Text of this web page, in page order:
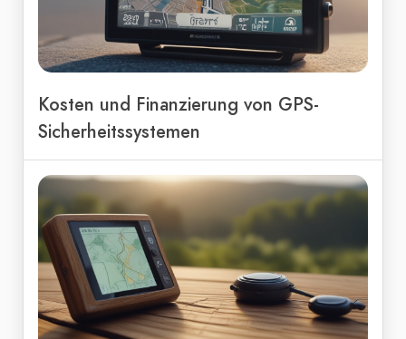
Kosten und Finanzierung von GPS-
Sicherheitssystemen